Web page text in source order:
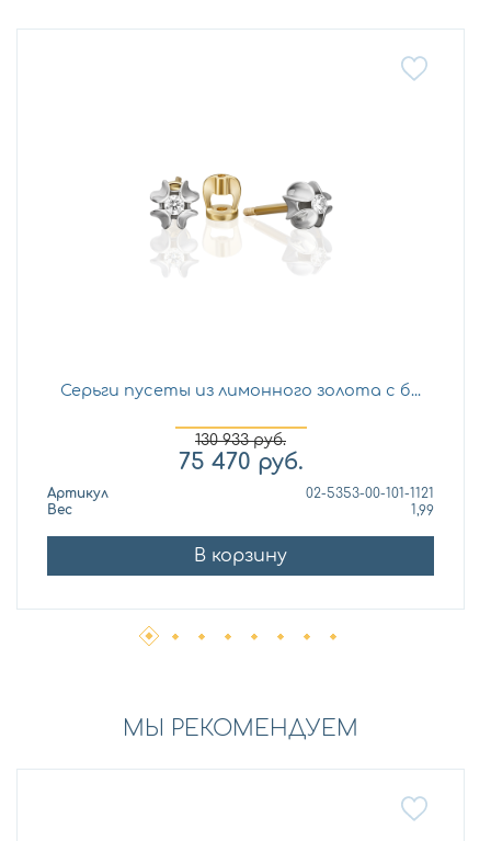
Серьги пусеты из лимонного золота с б...
130 933руб.
75 470 руб.
Артикул
02-5353-00-101-1121
Вес
1,99
В корзину
МЫ РЕКОМЕНДУЕМ